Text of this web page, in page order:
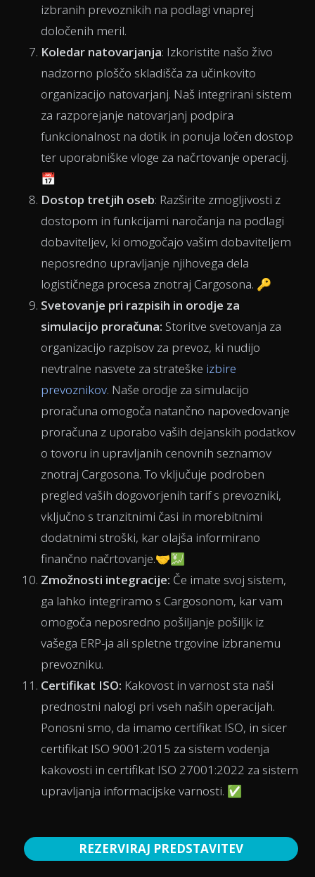
izbranih prevoznikih na podlagi vnaprej
določenih meril.
Koledar natovarjanja: Izkoristite našo živo
nadzorno ploščo skladišča za učinkovito
organizacijo natovarjanj. Naš integrirani sistem
za razporejanje natovarjanj podpira
funkcionalnost na dotik in ponuja ločen dostop
ter uporabniške vloge za načrtovanje operacij.
📅
Dostop tretjih oseb: Razširite zmogljivosti z
dostopom in funkcijami naročanja na podlagi
dobaviteljev, ki omogočajo vašim dobaviteljem
neposredno upravljanje njihovega dela
logističnega procesa znotraj Cargosona. 🔑
Svetovanje pri razpisih in orodje za
simulacijo proračuna: Storitve svetovanja za
organizacijo razpisov za prevoz, ki nudijo
nevtralne nasvete za strateške izbire
prevoznikov. Naše orodje za simulacijo
proračuna omogoča natančno napovedovanje
proračuna z uporabo vaših dejanskih podatkov
o tovoru in upravljanih cenovnih seznamov
znotraj Cargosona. To vključuje podroben
pregled vaših dogovorjenih tarif s prevozniki,
vključno s tranzitnimi časi in morebitnimi
dodatnimi stroški, kar olajša informirano
finančno načrtovanje.🤝💹
Zmožnosti integracije: Če imate svoj sistem,
ga lahko integriramo s Cargosonom, kar vam
omogoča neposredno pošiljanje pošiljk iz
vašega ERP-ja ali spletne trgovine izbranemu
prevozniku.
Certifikat ISO: Kakovost in varnost sta naši
prednostni nalogi pri vseh naših operacijah.
Ponosni smo, da imamo certifikat ISO, in sicer
certifikat ISO 9001:2015 za sistem vodenja
kakovosti in certifikat ISO 27001:2022 za sistem
upravljanja informacijske varnosti. ✅
REZERVIRAJ PREDSTAVITEV